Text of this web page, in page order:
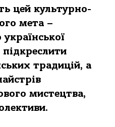
цей культурно-
мета –
традицій, а
мистецтва,